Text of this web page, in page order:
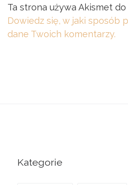
Ta strona używa Akismet
Dowiedz się, w jaki sposób
dane Twoich komentarzy.
Kategorie